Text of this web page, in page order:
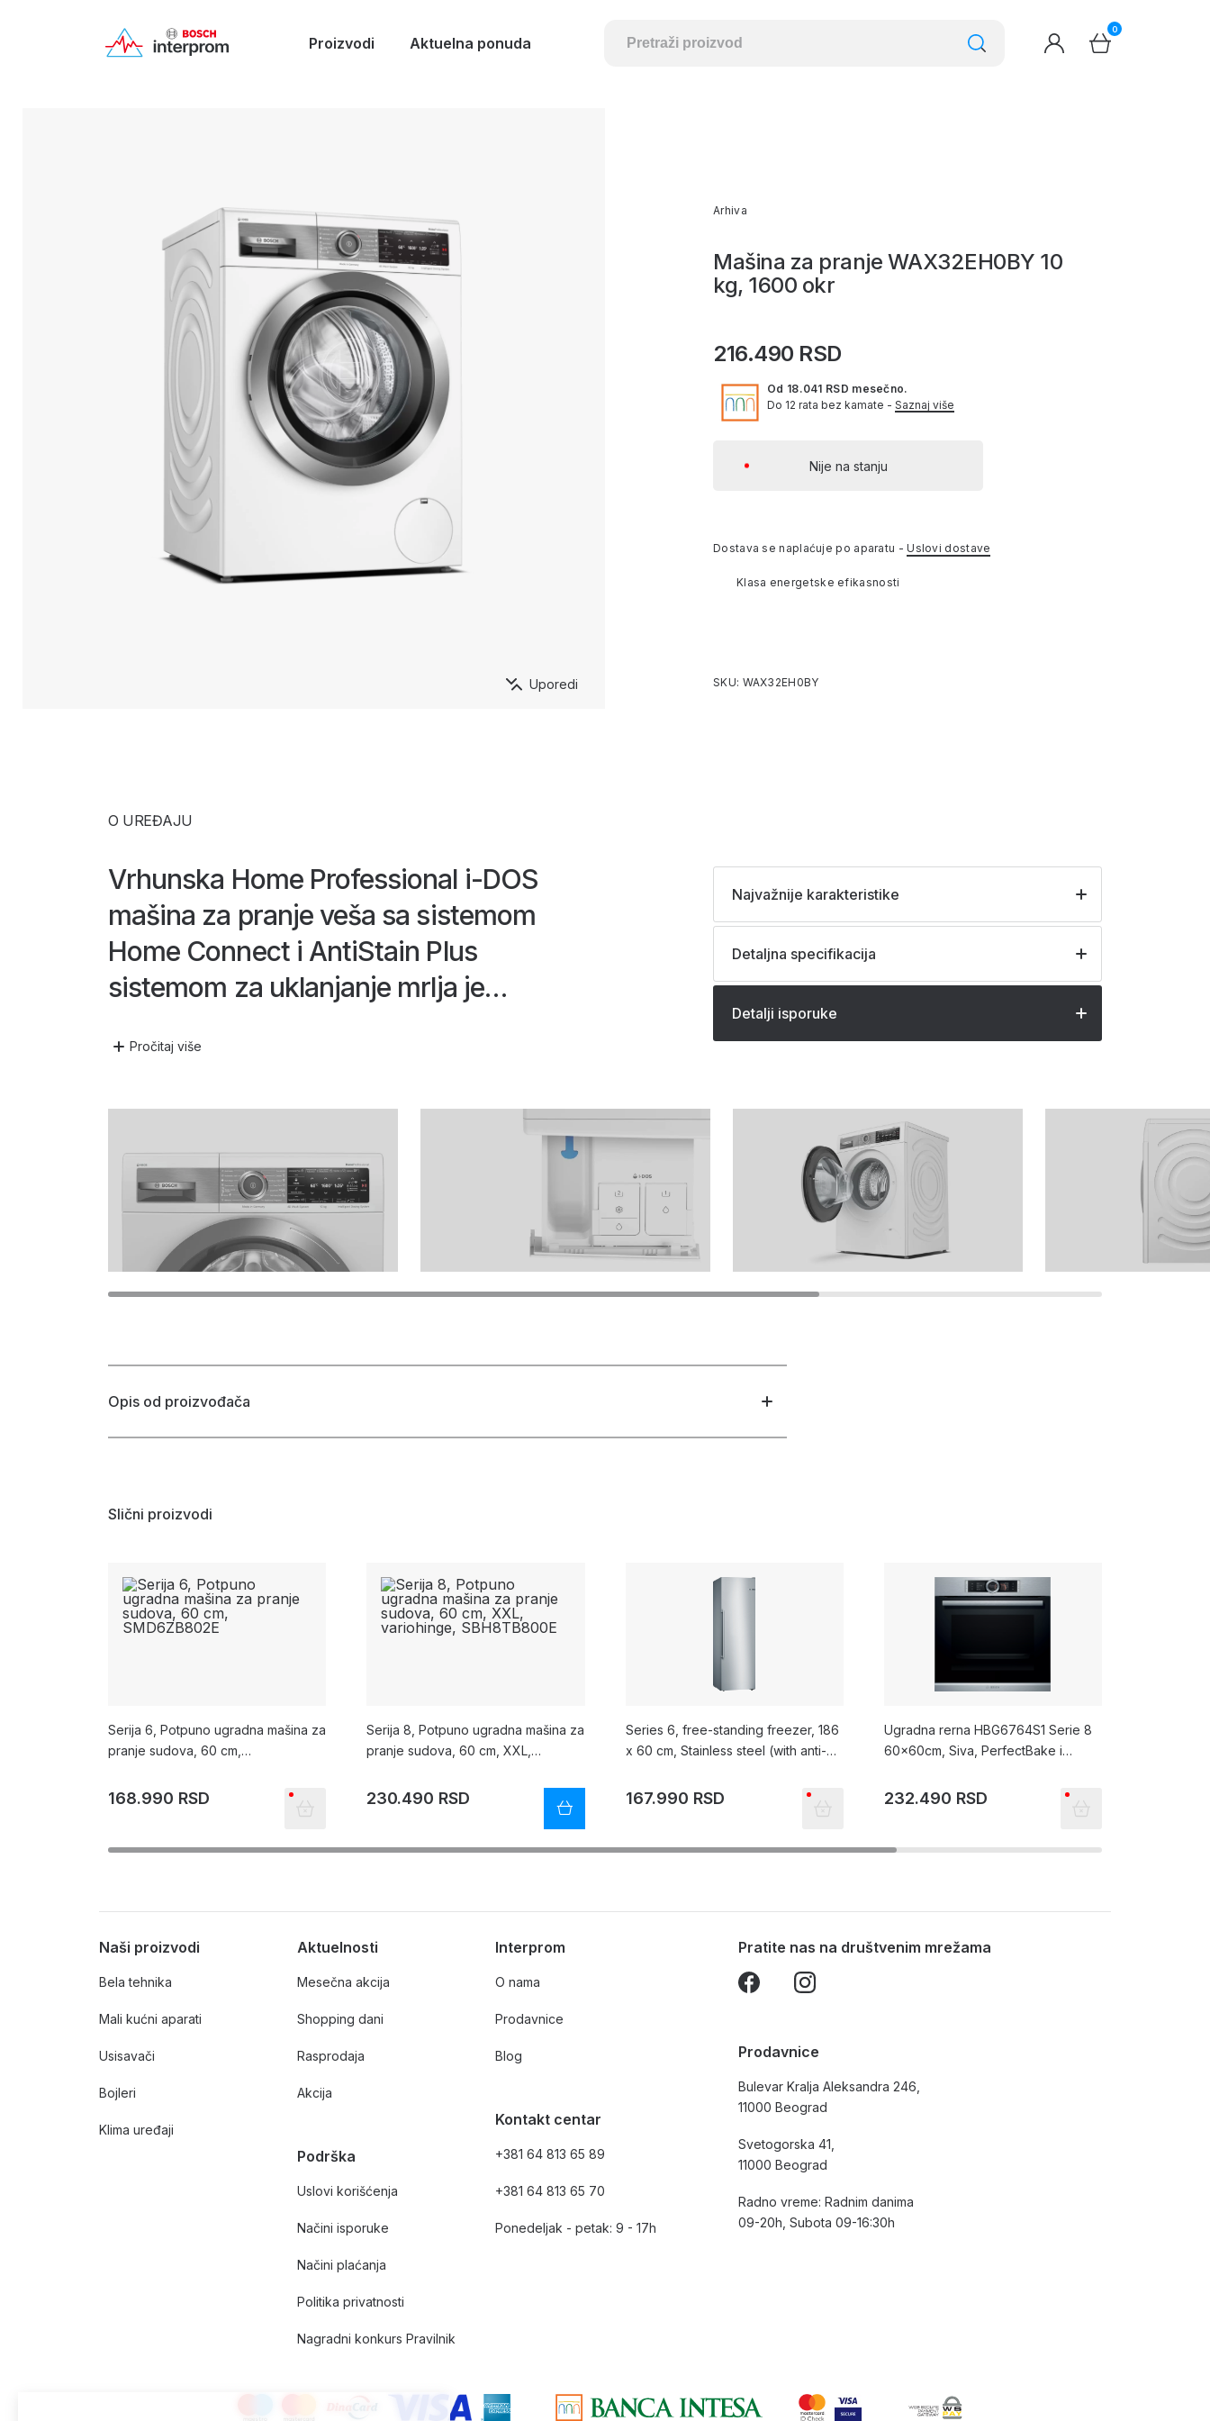
Proizvodi Aktuelna ponuda
0
Uporedi
Arhiva
Mašina za pranje WAX32EH0BY 10
kg, 1600 okr
216.490 RSD
Od 18.041 RSD mesečno.
Do 12 rata bez kamate - Saznaj više
Nije na stanju
Dostava se naplaćuje po aparatu -Uslovi dostave
Klasa energetske efikasnosti
SKU: WAX32EH0BY
O UREĐAJU
Vrhunska Home Professional i-DOS
mašina za pranje veša sa sistemom
Home Connect i AntiStain Plus
sistemom za uklanjanje mrlja je
za pranje veša ikada, koja sve radi
Pročitaj više
Najvažnije karakteristike
Detaljna specifikacija
Detalji isporuke
Opis od proizvođača
Slični proizvodi
Serija 6, Potpuno ugradna mašina za
pranje sudova, 60 cm,
168.990 RSD
Serija 8, Potpuno ugradna mašina za
pranje sudova, 60 cm, XXL,
230.490 RSD
Series 6, free-standing freezer, 186
x 60 cm, Stainless steel (with anti-
167.990 RSD
Ugradna rerna HBG6764S1 Serie 8
60x60cm, Siva, PerfectBake i
232.490 RSD
Naši proizvodi
Bela tehnika
Mali kućni aparati
Usisavači
Bojleri
Klima uređaji
Aktuelnosti
Mesečna akcija
Shopping dani
Rasprodaja
Akcija
Podrška
Uslovi korišćenja
Načini isporuke
Načini plaćanja
Politika privatnosti
Nagradni konkurs Pravilnik
Interprom
O nama
Prodavnice
Blog
Kontakt centar
+381 64 813 65 89
+381 64 813 65 70
Ponedeljak - petak: 9 - 17h
Pratite nas na društvenim mrežama
Prodavnice
Bulevar Kralja Aleksandra 246,
11000 Beograd
Svetogorska 41,
11000 Beograd
Radno vreme: Radnim danima
09-20h, Subota 09-16:30h